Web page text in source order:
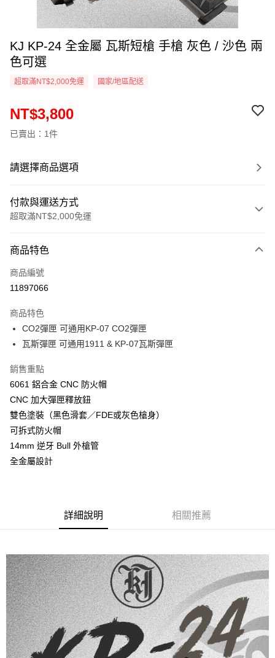
KJ KP-24 全金屬 瓦斯短槍 手槍 灰色 / 沙色 兩
色可選
超取滿NT$2,000免運 國家/地區配送
NT$3,800
已賣出：1件
請選擇商品選項
付款與運送方式
超取滿NT$2,000免運
信用卡一次付款
信用卡分期付款
合作金庫商業銀行
華南商業銀行
上海商業儲蓄銀行
台北富邦商業銀行
臺灣中小企業銀行
匯豐（台灣）商業銀行
聯邦商業銀行
元大商業銀行
永豐商業銀行
台新國際商業銀行
台灣樂天信用卡公司
超商取貨付款
LINE Pay
Apple Pay
街口支付
悠遊付
AFTEE先享後付
相關說明
【關於「AFTEE先享後付」】
２．便利：只要手機號碼，簡訊認證，即可結帳。
３．安心：先確認商品／服務後，再付款。
１．於結帳方式選擇「AFTEE先享後付」後，將跳轉至「AFTEE先享後付」
結帳頁面，進行簡訊認證並確認金額後，即可完成結帳。
２．訂單成立數日內，您將收到繳費通知簡訊。
３．收到繳費通知簡訊後14天內，點擊此簡訊中的連結，可透過四大超商／
ATM／網路銀行／等多元方式進行付款，方視為交易完成。
※ 請注意：結帳手續完成當下不需立刻繳費，但若您需要取消訂單，請聯絡
購買商品的店家。未經商家同意取消之訂單仍視為有效，需透過AFTEE先享
後付繳納相關費用。
※ 交易是否成功請以「AFTEE先享後付 」之結帳頁面顯示為準，若有關於
是否繳費成功／繳費後需取消欲退款等相關疑問，請聯繫「AFTEE先享後付
每筆NT$60，滿NT$2,000(含以上)免運費
7-11取貨付款
每筆NT$60，滿NT$2,000(含以上)免運費
7-11取貨(快速到店)
每筆NT$60，滿NT$2,000(含以上)免運費
商品特色
商品編號
11897066
商品特色
CO2彈匣 可通用KP-07 CO2彈匣
瓦斯彈匣 可通用1911 & KP-07瓦斯彈匣
銷售重點
6061 鋁合金 CNC 防火帽
CNC 加大彈匣釋放鈕
雙色塗裝（黑色滑套／FDE或灰色槍身）
可拆式防火帽
14mm 逆牙 Bull 外槍管
全金屬設計
詳細說明 相關推薦